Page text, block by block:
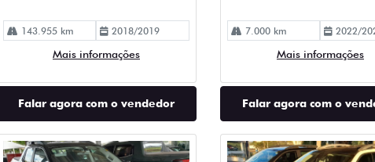
143.955 km 2018/2019
Mais informações
Falar agora com o vendedor
7.000 km 2022/
Mais informações
Falar agora com o